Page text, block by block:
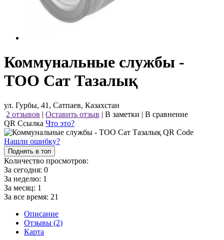
Коммунальные службы -
ТОО Сат Тазалық
ул. Гурбы, 41, Сатпаев, Казахстан
2 отзывов | Оставить отзыв | В заметки | В сравнение
QR Ссылка Что это?
Нашли ошибку?
Поднять в топ
Количество просмотров:
За сегодня: 0
За неделю: 1
За месяц: 1
За все время: 21
Описание
Отзывы (2)
Карта